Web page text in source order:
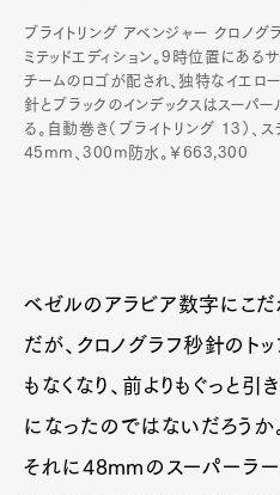
ブライトリング アベンジャー クロノグ
ミテッドエディション。9時位置にある
チームのロゴが配され、独特なイエロ
針とブラックのインデックスはスーパ
る。自動巻き（ブライトリング 13）、
45mm、300m防水。￥663,300
ベゼルのアラビア数字にこだ
だが、クロノグラフ秒針のト
もなくなり、前よりもぐっと
になったのではないだろうか
それに48mmのスーパーラー